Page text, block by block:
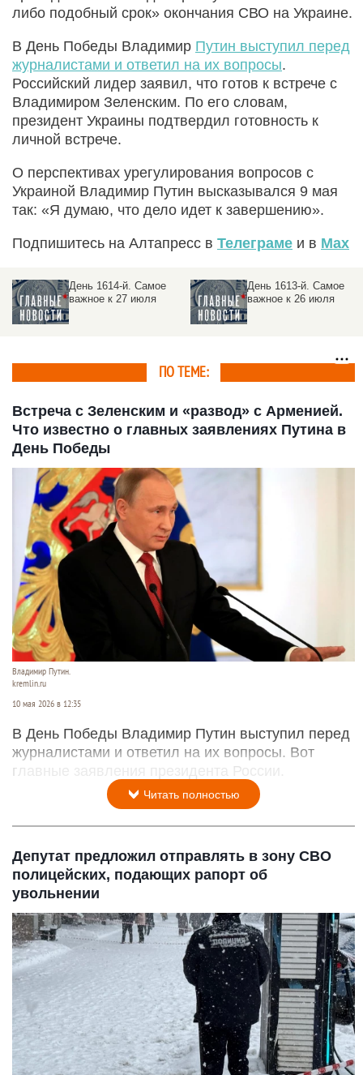
либо подобный срок» окончания СВО на Украине.
В День Победы Владимир Путин выступил перед
журналистами и ответил на их вопросы.
Российский лидер заявил, что готов к встрече с
Владимиром Зеленским. По его словам,
президент Украины подтвердил готовность к
личной встрече.
О перспективах урегулирования вопросов с
Украиной Владимир Путин высказывался 9 мая
так: «Я думаю, что дело идет к завершению».
Подпишитесь на Алтапресс в Телеграме и в Max
День 1613-й. Самое
важное к 26 июля
День 1610-й. Самое
важное к утру 23 июля
ПО ТЕМЕ:
Встреча с Зеленским и «развод» с Арменией.
Что известно о главных заявлениях Путина в
День Победы
Владимир Путин.
kremlin.ru
10 мая 2026 в 12:35
В День Победы Владимир Путин выступил перед
журналистами и ответил на их вопросы. Вот
главные заявления президента России.
Читать полностью
Депутат предложил отправлять в зону СВО
полицейских, подающих рапорт об
увольнении